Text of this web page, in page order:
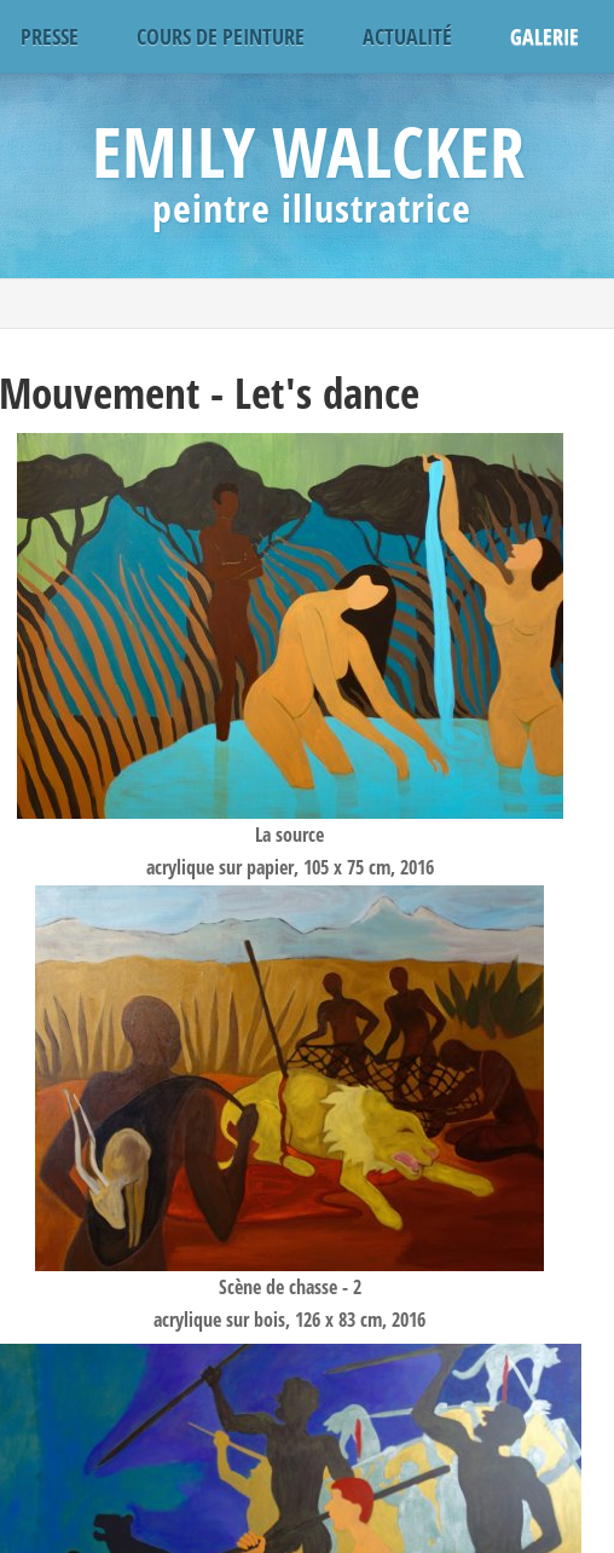
PRESSE COURS DE PEINTURE ACTUALITÉ GALERIE
EMILY WALCKER
peintre illustratrice
Mouvement - Let's dance
La source
acrylique sur papier, 105 x 75 cm, 2016
Scène de chasse - 2
acrylique sur bois, 126 x 83 cm, 2016